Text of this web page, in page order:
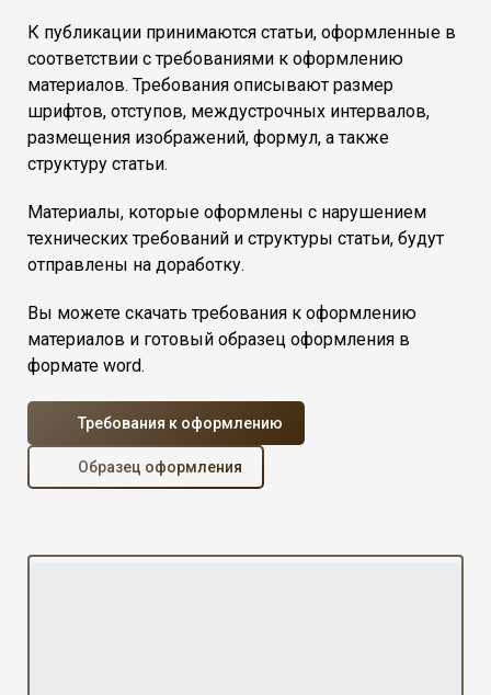
К публикации принимаются статьи, оформленные в
соответствии с требованиями к оформлению
материалов. Требования описывают размер
шрифтов, отступов, междустрочных интервалов,
размещения изображений, формул, а также
структуру статьи.
Материалы, которые оформлены с нарушением
технических требований и структуры статьи, будут
отправлены на доработку.
Вы можете скачать требования к оформлению
материалов и готовый образец оформления в
формате word.
Требования к оформлению
Образец оформления